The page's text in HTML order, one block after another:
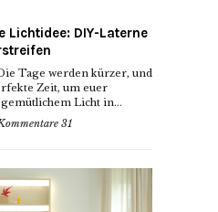
Lichtidee: DIY-Laterne
Tage werden kürzer, und
Zeit, um euer
Licht in...
31